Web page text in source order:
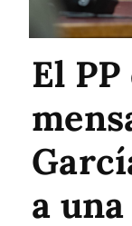
El
a